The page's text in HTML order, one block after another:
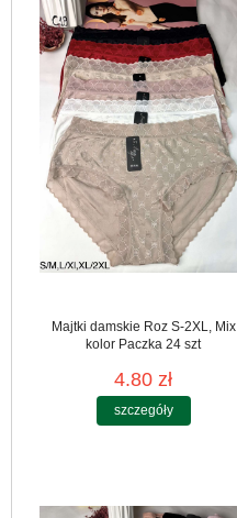
Majtki damskie Roz S-2XL, Mix
kolor Paczka 24 szt
4.80 zł
szczegóły